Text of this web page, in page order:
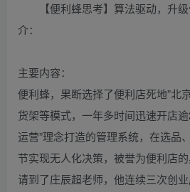
【便利蜂思考】算法驱动，升
介：
主要内容：
便利蜂，果断选择了便利店死地”北
货架等模式，一年多时间迅速开店
运营”理念打造的管理系统，在选品
节实现无人化决策，被誉为便利店
请到了庄辰超老师，他连续三次创